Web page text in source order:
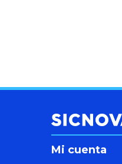
Mi cuenta